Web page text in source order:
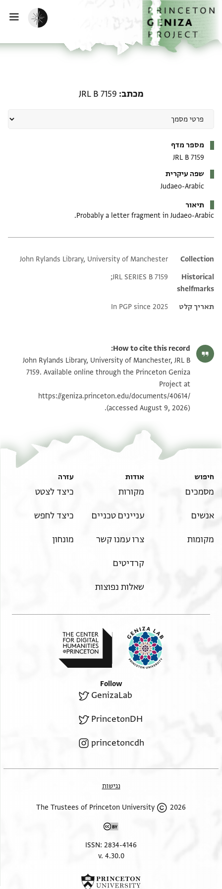
דילוג לתוכן
דף הבית
הפעלת מצב כהה
מכתב JRL B 7159
מספר מדף
JRL B 7159
שפה עיקרית
Judaeo-Arabic
תיאור
Probably a letter fragment in Judaeo-Arabic.
Additional metadata
Collection
John Rylands Library, University of Manchester
Historical
shelfmarks
JRL SERIES B 7159;
תאריך קלט In PGP since 2025
How to cite this record:
John Rylands Library, University of Manchester, JRL B
7159. Available online through the Princeton Geniza
Project at
https://geniza.princeton.edu/documents/40614/
(accessed August 9, 2026).
חיפוש
מסמכים
אנשים
מקומות
אודות
מקורות
עניינים טכניים
צרו עמנו קשר
קרדיטים
שאלות נפוצות
עזרה
כיצד לצטט
כיצד לחפש
מונחון
Follow
GenizaLab
PrincetonDH
princetoncdh
נגישות
2026 The Trustees of Princeton University
ISSN: 2834-4146
v. 4.30.0